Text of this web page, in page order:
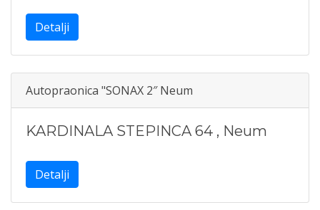
Detalji
Autopraonica "SONAX 2″ Neum
KARDINALA STEPINCA 64 , Neum
Detalji